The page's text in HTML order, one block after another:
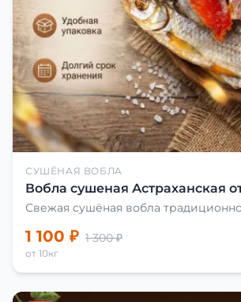
СУШЁНАЯ ВОБЛА
Вобла сушеная Астраханская
Свежая сушёная вобла
1 100 ₽ 1 300 ₽
от 10кг